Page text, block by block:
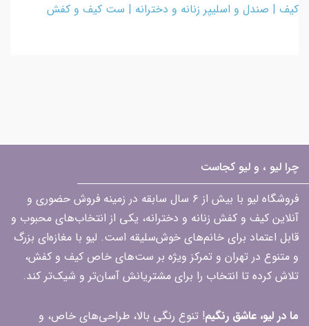
کیف | صندل و اسلیپر زنانه و دخترانه | ست کیف و کفش
چرا لیو ، و لیو کجاست
فروشگاه لیو با بیش از ۶ سال سابقه در زمینه فروش حضوری و
آنلاین کیف و کفش زنانه و دخترانه، یکی از انتخاب‌های محبوب و
قابل اعتماد برای خانم‌های خوش‌سلیقه است. لیو با مغازه‌ای بزرگ
و متنوع در تهران و تمرکز ویژه بر ست‌های خاص کیف و کفش،
تلاش کرده تا انتخاب را برای مشتریانش آسان‌تر و شیک‌تر کند.
ما در لیو، عاشق رنگیم! تنوع رنگی بالا، طراحی‌های خاص، و